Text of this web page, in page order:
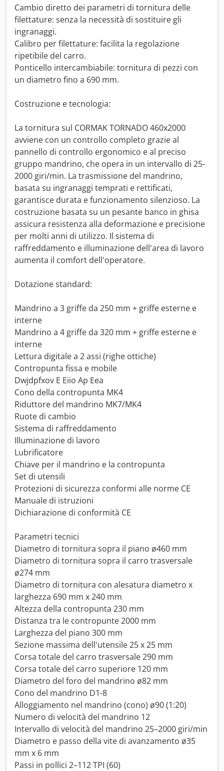
Cambio diretto dei parametri di tornitura delle
filettature: senza la necessità di sostituire gli
ingranaggi.
Calibro per filettature: facilita la regolazione
ripetibile del carro.
Ponticello intercambiabile: tornitura di pezzi con
un diametro fino a 690 mm.
Costruzione e tecnologia:
La tornitura sul CORMAK TORNADO 460x2000
avviene con un controllo completo grazie al
pannello di controllo ergonomico e al preciso
gruppo mandrino, che opera in un intervallo di 25-
2000 giri/min. La trasmissione del mandrino,
basata su ingranaggi temprati e rettificati,
garantisce durata e funzionamento silenzioso. La
costruzione basata su un pesante banco in ghisa
assicura resistenza alla deformazione e precisione
per molti anni di utilizzo. Il sistema di
raffreddamento e illuminazione dell'area di lavoro
aumenta il comfort dell'operatore.
Dotazione standard:
Mandrino a 3 griffe da 250 mm + griffe esterne e
interne
Mandrino a 4 griffe da 320 mm + griffe esterne e
interne
Lettura digitale a 2 assi (righe ottiche)
Contropunta fissa e mobile
Dwjdpfxov E Eiio Ap Eea
Cono della contropunta MK4
Riduttore del mandrino MK7/MK4
Ruote di cambio
Sistema di raffreddamento
Illuminazione di lavoro
Lubrificatore
Chiave per il mandrino e la contropunta
Set di utensili
Protezioni di sicurezza conformi alle norme CE
Manuale di istruzioni
Dichiarazione di conformità CE
Parametri tecnici
Diametro di tornitura sopra il piano ø460 mm
Diametro di tornitura sopra il carro trasversale
ø274 mm
Diametro di tornitura con alesatura diametro x
larghezza 690 mm x 240 mm
Altezza della contropunta 230 mm
Distanza tra le contropunte 2000 mm
Larghezza del piano 300 mm
Sezione massima dell'utensile 25 x 25 mm
Corsa totale del carro trasversale 290 mm
Corsa totale del carro superiore 120 mm
Diametro del foro del mandrino ø82 mm
Cono del mandrino D1-8
Alloggiamento nel mandrino (cono) ø90 (1:20)
Numero di velocità del mandrino 12
Intervallo di velocità del mandrino 25–2000 giri/min
Diametro e passo della vite di avanzamento ø35
mm x 6 mm
Passi in pollici 2–112 TPI (60)